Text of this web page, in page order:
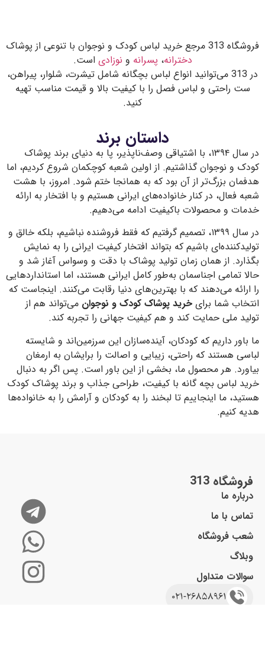
فروشگاه 313 مرجع خرید لباس کودک و نوجوان با تنوعی از پوشاک
دخترانه، پسرانه و نوزادی است.
در 313 می‌توانید انواع لباس بچگانه شامل تیشرت، شلوار، پیراهن،
ست راحتی و لباس فصل را با کیفیت بالا و قیمت مناسب تهیه
کنید.
داستان برند
در سال ۱۳۹۴، با اشتیاقی وصف‌ناپذیر، پا به دنیای برند پوشاک
کودک و نوجوان گذاشتیم. از اولین شعبه کوچکمان شروع کردیم، اما
هدفمان بزرگ‌تر از آن بود که به همانجا ختم شود. امروز، با هشت
شعبه فعال، در کنار خانواده‌های ایرانی هستیم و با افتخار به ارائه
خدمات و محصولات باکیفیت ادامه می‌دهیم.
در سال ۱۳۹۹، تصمیم گرفتیم که فقط فروشنده نباشیم، بلکه خالق و
تولیدکننده‌ای باشیم که بتواند افتخار کیفیت ایرانی را به نمایش
بگذارد. از همان زمان تولید پوشاک با دقت و وسواس آغاز شد و
حالا تمامی اجناسمان به‌طور کامل ایرانی هستند، اما استانداردهایی
را ارائه می‌دهند که با بهترین‌های دنیا رقابت می‌کنند. اینجاست که
انتخاب شما برای خرید پوشاک کودک و نوجوان می‌تواند هم از
تولید ملی حمایت کند و هم کیفیت جهانی را تجربه کند.
ما باور داریم که کودکان، آینده‌سازان این سرزمین‌اند و شایسته
لباسی هستند که راحتی، زیبایی و اصالت را برایشان به ارمغان
بیاورد. هر محصول ما، بخشی از این باور است. پس اگر به دنبال
خرید لباس بچه گانه با کیفیت، طراحی جذاب و برند پوشاک کودک
هستید، ما اینجاییم تا لبخند را به کودکان و آرامش را به خانواده‌ها
هدیه کنیم.
فروشگاه 313
درباره ما
تماس با ما
شعب فروشگاه
وبلاگ
سوالات متداول
021-26858961